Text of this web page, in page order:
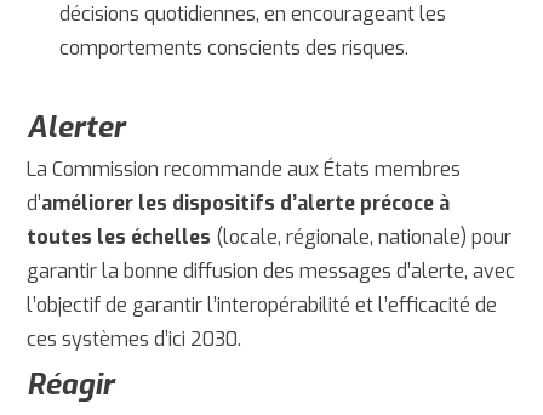
décisions quotidiennes, en encourageant les
comportements conscients des risques.
Alerter
La Commission recommande aux États membres
d’améliorer les dispositifs d’alerte précoce à
toutes les échelles (locale, régionale, nationale) pour
garantir la bonne diffusion des messages d’alerte, avec
l’objectif de garantir l’interopérabilité et l’efficacité de
ces systèmes d’ici 2030.
Réagir